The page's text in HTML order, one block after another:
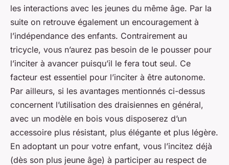
les interactions avec les jeunes du même âge. Par la
suite on retrouve également un encouragement à
l’indépendance des enfants. Contrairement au
tricycle, vous n’aurez pas besoin de le pousser pour
l’inciter à avancer puisqu’il le fera tout seul. Ce
facteur est essentiel pour l’inciter à être autonome.
Par ailleurs, si les avantages mentionnés ci-dessus
concernent l’utilisation des draisiennes en général,
avec un modèle en bois vous disposerez d’un
accessoire plus résistant, plus élégante et plus légère.
En adoptant un pour votre enfant, vous l’incitez déjà
(dès son plus jeune âge) à participer au respect de